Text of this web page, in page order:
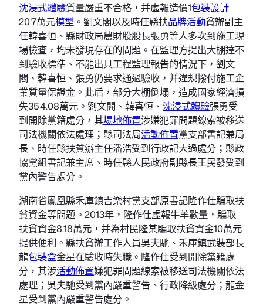
沈浸式體驗質量嚴重不合格，并虛報造價1包裝設計
20.7萬元模型 。劉文閣以及時任縣扶品牌活動貧辦副主
任韓喜恒、縣財政局農財股股長張勇等人多次到施工現
場檢查，均未發現存在的問題。在監理方提出大棚達不
到驗收標準、不能出具工程監理報告的情況下，劉文
閣、韓喜恒、張勇仍要求通過驗收，并違規撥付施工企
業質量保證金。此后，部分大棚倒塌，造成國家經濟損
失354.08萬元。劉文閣、韓喜恒、 沈浸式體驗張勇受
到開除黨籍處分，其場地佈置涉嫌犯罪問題線索被移送
司法機關依法處理；縣司法局活動佈置黨支部書記兼局
長、時任縣扶貧辦主任潘浩受到行政記大過處分；縣政
協黨組書記兼主席、時任縣人民政府副縣長王民發受到
黨內警告處分。
湖南省鳳凰縣禾庫鎮吉樂村黨支部原書記隆作仕騙取扶
貧資金等問題。2013年，隆作仕虛報牛羊數量，騙取
扶貧資金8.18萬元，并為村民隆某騙取扶貧資金10萬元
提供便利。縣扶貧辦工作人員吳夫馳、禾庫鎮武裝部長
龍包裝盒金星在驗收時失職。隆作仕受到開除黨籍處
分，其涉活動佈置嫌犯罪問題線索被移送司法機關依法
處理；吳夫馳受到黨內嚴重警告、行政降級處分；龍金
星受到黨內嚴重警告處分。